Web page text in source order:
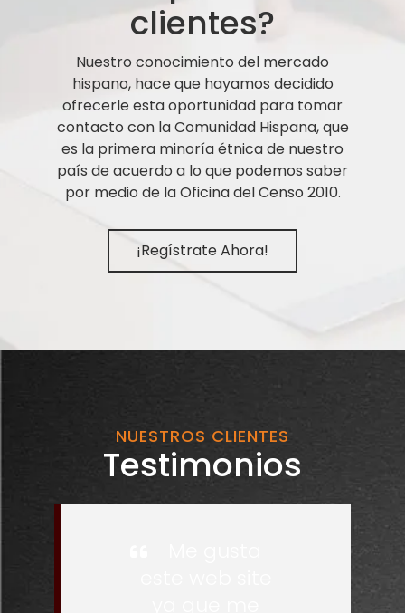
clientes?
Nuestro conocimiento del mercado
hispano, hace que hayamos decidido
ofrecerle esta oportunidad para tomar
contacto con la Comunidad Hispana, que
es la primera minoría étnica de nuestro
país de acuerdo a lo que podemos saber
por medio de la Oficina del Censo 2010.
¡Regístrate Ahora!
NUESTROS CLIENTES
Testimonios